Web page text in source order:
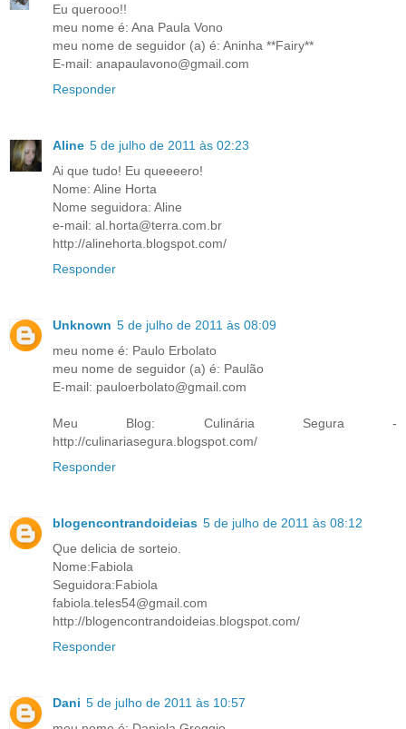
Eu querooo!!
meu nome é: Ana Paula Vono
meu nome de seguidor (a) é: Aninha **Fairy**
E-mail: anapaulavono@gmail.com
Responder
Aline 5 de julho de 2011 às 02:23
Ai que tudo! Eu queeeero!
Nome: Aline Horta
Nome seguidora: Aline
e-mail: al.horta@terra.com.br
http://alinehorta.blogspot.com/
Responder
Unknown 5 de julho de 2011 às 08:09
meu nome é: Paulo Erbolato
meu nome de seguidor (a) é: Paulão
E-mail: pauloerbolato@gmail.com
Meu Blog: Culinária Segura -
http://culinariasegura.blogspot.com/
Responder
blogencontrandoideias 5 de julho de 2011 às 08:12
Que delicia de sorteio.
Nome:Fabiola
Seguidora:Fabiola
fabiola.teles54@gmail.com
http://blogencontrandoideias.blogspot.com/
Responder
Dani 5 de julho de 2011 às 10:57